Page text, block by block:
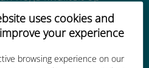
uses cookies and
your experience
browsing experience on our
bestemmingen